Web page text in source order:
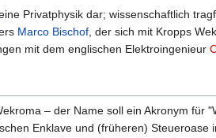
Privatphysik dar; wissenschaftlich
Marco Bischof, der sich mit Kropps
mit dem englischen Elektroingenieur
– der Name soll ein Akronym für
Enklave und (früheren)